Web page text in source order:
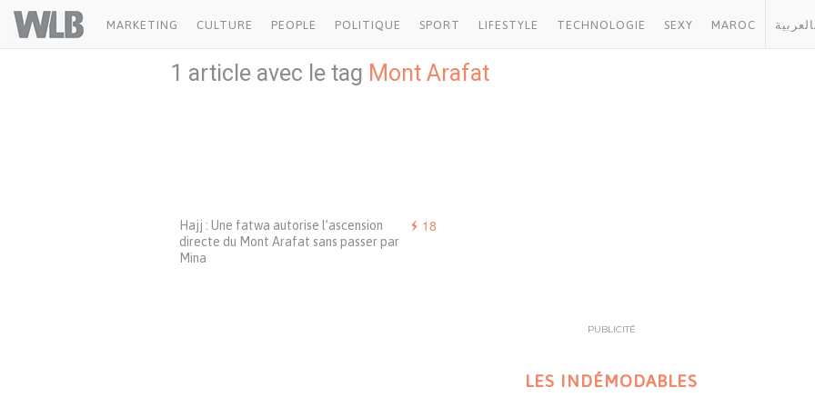
Welovebuzz
MARKETING CULTURE PEOPLE POLITIQUE SPORT LIFESTYLE TECHNOLOGIE SEXY MAROC
1 article avec le tag Mont Arafat
18
Hajj : Une fatwa autorise l’ascension
directe du Mont Arafat sans passer par
Mina
PUBLICITÉ
LES INDÉMODABLES